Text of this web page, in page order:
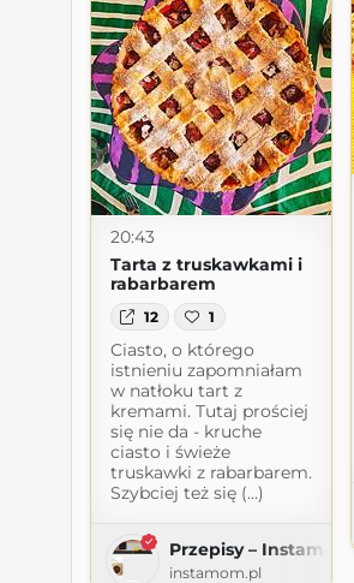
20:43
Tarta z truskawkami i
rabarbarem
12 1
Ciasto, o którego
istnieniu zapomniałam
w natłoku tart z
kremami. Tutaj prościej
się nie da - kruche
ciasto i świeże
truskawki z rabarbarem.
Szybciej też się (...)
Przepisy – Instamom
instamom.pl